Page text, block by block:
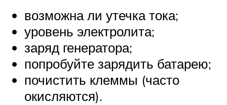
возможна ли утечка тока;
уровень электролита;
заряд генератора;
попробуйте зарядить батарею;
почистить клеммы (часто
окисляются).